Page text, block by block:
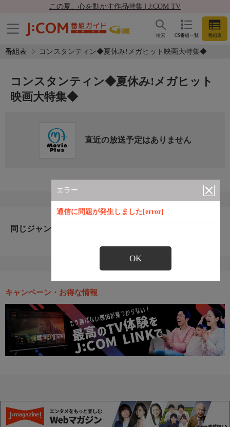
この夏、心を動かす作品特集 | J:COM TV
CS番組一覧 番組表
検索
番組表 コンスタンティン◆夏休み!メガヒット映画大特集◆
エラー
通信に問題が発生しました[error]
OK
コンスタンティン◆夏休み!メガヒット
映画大特集◆
直近の放送予定はありません
同じジャンルのおすすめ番組
キャンペーン・お得な情報